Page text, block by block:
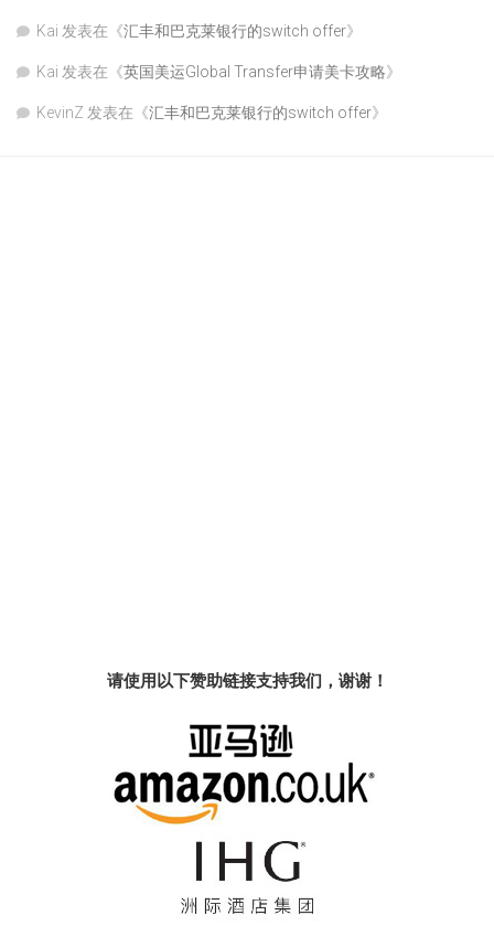
Kai 发表在《汇丰和巴克莱银行的switch offer》
Kai 发表在《英国美运Global Transfer申请美卡攻略》
KevinZ 发表在《汇丰和巴克莱银行的switch offer》
请使用以下赞助链接支持我们，谢谢！